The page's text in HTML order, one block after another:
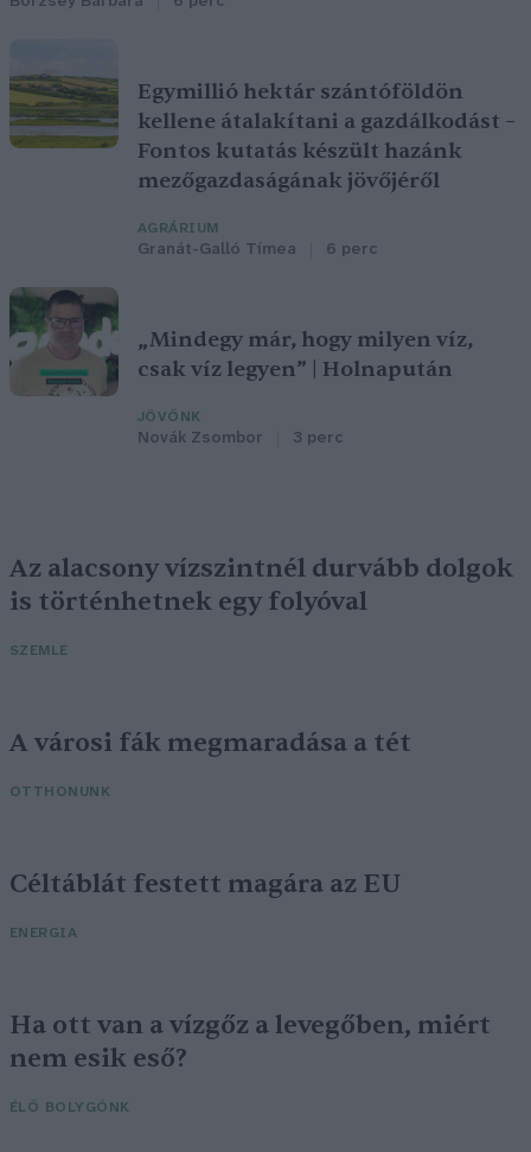
Egymillió hektár szántóföldön
kellene átalakítani a gazdálkodást –
Fontos kutatás készült hazánk
mezőgazdaságának jövőjéről
AGRÁRIUM
Granát-Galló Tímea 6 perc
„Mindegy már, hogy milyen víz,
csak víz legyen” | Holnapután
JÖVŐNK
Novák Zsombor 3 perc
Az alacsony vízszintnél durvább dolgok
is történhetnek egy folyóval
SZEMLE
A városi fák megmaradása a tét
OTTHONUNK
Céltáblát festett magára az EU
ENERGIA
Ha ott van a vízgőz a levegőben, miért
nem esik eső?
ÉLŐ BOLYGÓNK